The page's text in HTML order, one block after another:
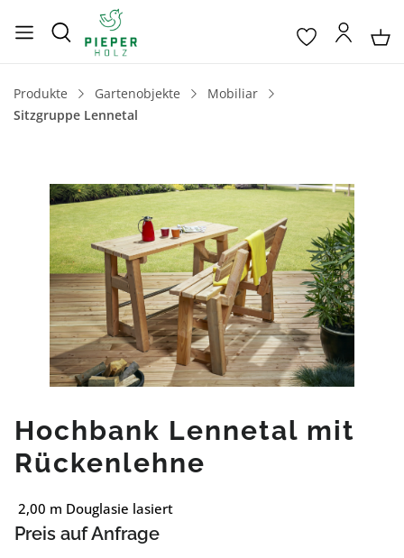
Produkte Gartenobjekte
Mobiliar
Sitzgruppe Lennetal
Bildergalerie überspringen
Hochbank Lennetal mit
Rückenlehne
2,00 m Douglasie lasiert
Preis auf Anfrage